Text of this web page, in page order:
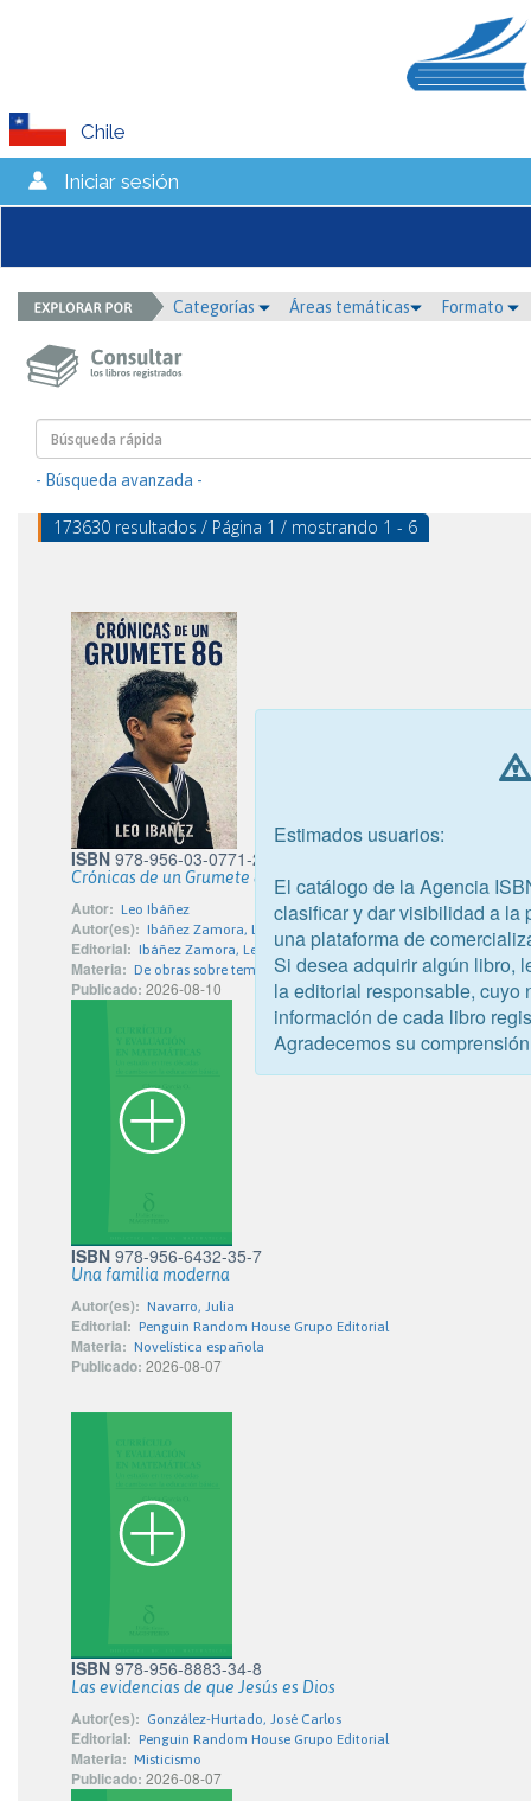
Chile
Iniciar sesión
Categorías Áreas temáticas Formato
- Búsqueda avanzada -
173630 resultados / Página 1 / mostrando 1 - 6
ISBN 978-956-03-0771-2
Crónicas de un Grumete 86
Autor: Leo Ibáñez
Autor(es): Ibáñez Zamora, Leonardo Ivan
Editorial: Ibáñez Zamora, Leonardo Ivan
Materia: De obras sobre temas específicos
Publicado: 2026-08-10
ISBN 978-956-6432-35-7
Una familia moderna
Autor(es): Navarro, Julia
Editorial: Penguin Random House Grupo Editorial
Materia: Novelística española
Publicado: 2026-08-07
ISBN 978-956-8883-34-8
Las evidencias de que Jesús es Dios
Autor(es): González-Hurtado, José Carlos
Editorial: Penguin Random House Grupo Editorial
Materia: Misticismo
Publicado: 2026-08-07
Estimados usuarios:
El catálogo de la Agencia
clasificar y dar visibilidad a la
una plataforma de
Si desea adquirir algún libro,
la editorial responsable, cuyo
información de cada libro
Agradecemos su